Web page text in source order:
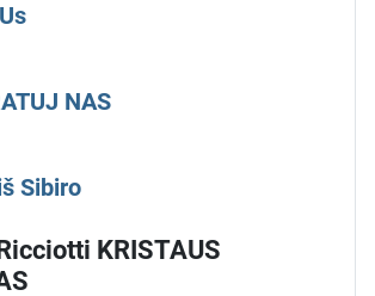
NAS
Sibiro
KRISTAUS